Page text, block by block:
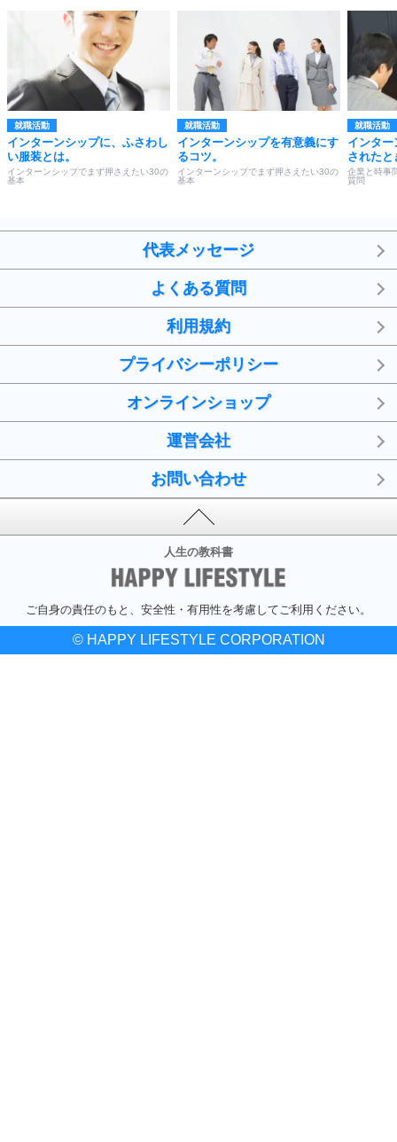
就職活動
インターンシップに、ふさわし
い服装とは。
インターンシップでまず押さえたい30の
基本
就職活動
インターンシップを有意義にす
るコツ。
インターンシップでまず押さえたい30の
基本
就職活動
インタ
されたと
企業と時事
質問
代表メッセージ
よくある質問
利用規約
プライバシーポリシー
オンラインショップ
運営会社
お問い合わせ
人生の教科書
ご自身の責任のもと、安全性・有用性を考慮してご利用ください。
© HAPPY LIFESTYLE CORPORATION